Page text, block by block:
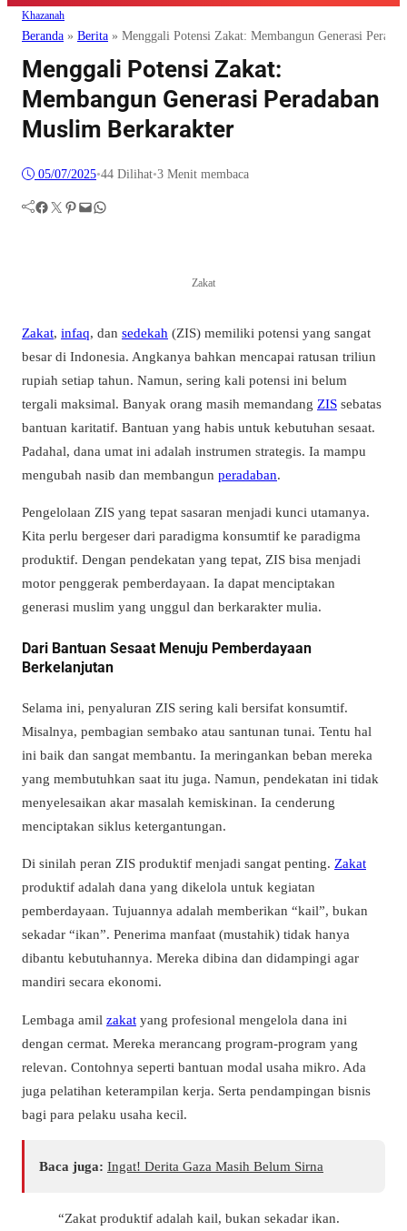
Khazanah
Beranda » Berita » Menggali Potensi Zakat: Membangun Generasi
Menggali Potensi Zakat:
Membangun Generasi Peradaban
Muslim Berkarakter
05/07/2025•44 Dilihat•3 Menit membaca
Facebook Twitter Pinterest Mail WhatsApp
Zakat
Zakat, infaq, dan sedekah (ZIS) memiliki potensi yang sangat
besar di Indonesia. Angkanya bahkan mencapai ratusan triliun
rupiah setiap tahun. Namun, sering kali potensi ini belum
tergali maksimal. Banyak orang masih memandang ZIS sebatas
bantuan karitatif. Bantuan yang habis untuk kebutuhan sesaat.
Padahal, dana umat ini adalah instrumen strategis. Ia mampu
mengubah nasib dan membangun peradaban.
Pengelolaan ZIS yang tepat sasaran menjadi kunci utamanya.
Kita perlu bergeser dari paradigma konsumtif ke paradigma
produktif. Dengan pendekatan yang tepat, ZIS bisa menjadi
motor penggerak pemberdayaan. Ia dapat menciptakan
generasi muslim yang unggul dan berkarakter mulia.
Dari Bantuan Sesaat Menuju Pemberdayaan
Berkelanjutan
Selama ini, penyaluran ZIS sering kali bersifat konsumtif.
Misalnya, pembagian sembako atau santunan tunai. Tentu hal
ini baik dan sangat membantu. Ia meringankan beban mereka
yang membutuhkan saat itu juga. Namun, pendekatan ini tidak
menyelesaikan akar masalah kemiskinan. Ia cenderung
menciptakan siklus ketergantungan.
Di sinilah peran ZIS produktif menjadi sangat penting. Zakat
produktif adalah dana yang dikelola untuk kegiatan
pemberdayaan. Tujuannya adalah memberikan “kail”, bukan
sekadar “ikan”. Penerima manfaat (mustahik) tidak hanya
dibantu kebutuhannya. Mereka dibina dan didampingi agar
mandiri secara ekonomi.
Lembaga amil zakat yang profesional mengelola dana ini
dengan cermat. Mereka merancang program-program yang
relevan. Contohnya seperti bantuan modal usaha mikro. Ada
juga pelatihan keterampilan kerja. Serta pendampingan bisnis
bagi para pelaku usaha kecil.
Baca juga: Ingat! Derita Gaza Masih Belum Sirna
“Zakat produktif adalah kail, bukan sekadar ikan.